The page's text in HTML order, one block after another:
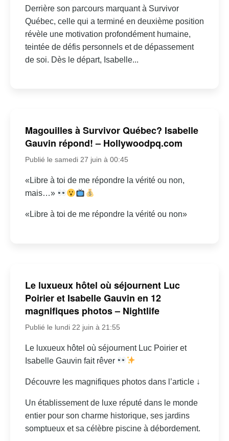
Derrière son parcours marquant à Survivor
Québec, celle qui a terminé en deuxième position
révèle une motivation profondément humaine,
teintée de défis personnels et de dépassement
de soi. Dès le départ, Isabelle...
Magouilles à Survivor Québec? Isabelle
Gauvin répond! – Hollywoodpq.com
Publié le samedi 27 juin à 00:45
«Libre à toi de me répondre la vérité ou non,
mais…»
«Libre à toi de me répondre la vérité ou non»
Le luxueux hôtel où séjournent Luc
Poirier et Isabelle Gauvin en 12
magnifiques photos – Nightlife
Publié le lundi 22 juin à 21:55
Le luxueux hôtel où séjournent Luc Poirier et
Isabelle Gauvin fait rêver
Découvre les magnifiques photos dans l’article ↓
Un établissement de luxe réputé dans le monde
entier pour son charme historique, ses jardins
somptueux et sa célèbre piscine à débordement.